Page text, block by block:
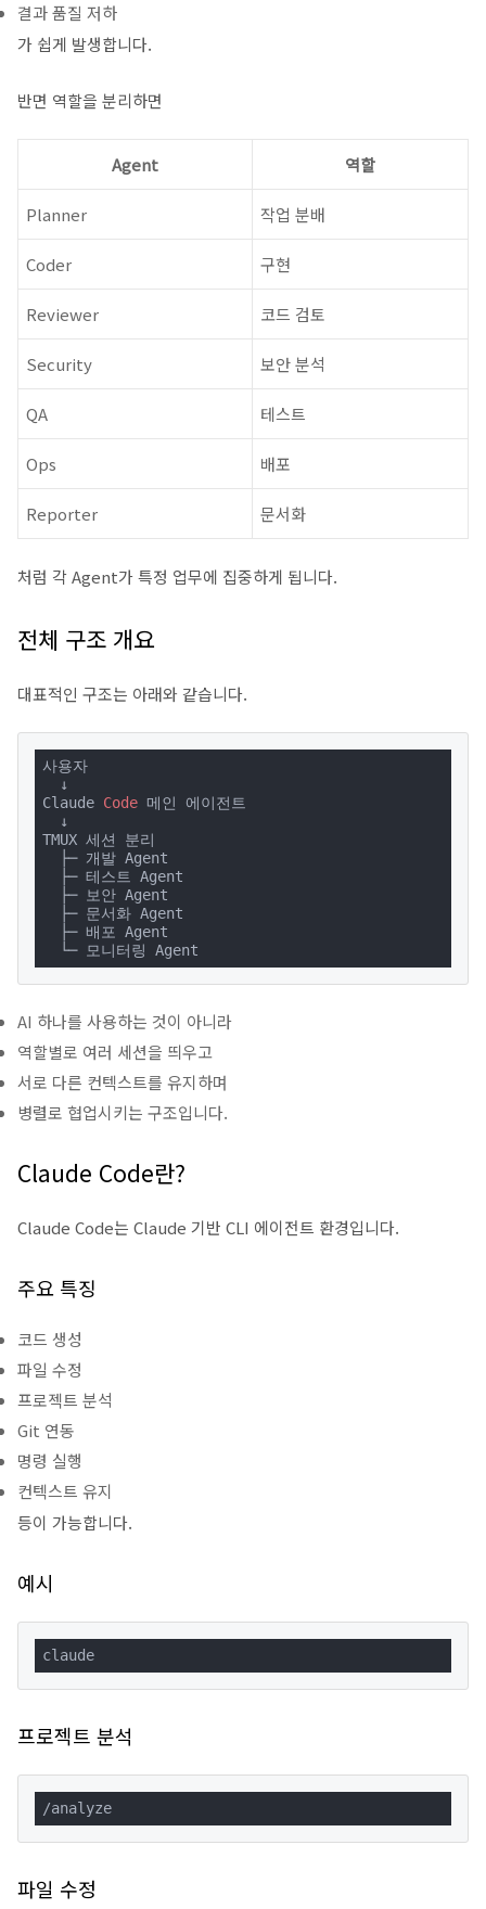
결과 품질 저하
가 쉽게 발생합니다.
반면 역할을 분리하면
Agent 역할
Planner 작업 분배
Coder 구현
Reviewer 코드 검토
Security 보안 분석
QA 테스트
Ops 배포
Reporter 문서화
처럼 각 Agent가 특정 업무에 집중하게 됩니다.
전체 구조 개요
대표적인 구조는 아래와 같습니다.
사용자
  ↓
Claude Code 메인 에이전트
  ↓
TMUX 세션 분리
  ├─ 개발 Agent
  ├─ 테스트 Agent
  ├─ 보안 Agent
  ├─ 문서화 Agent
  ├─ 배포 Agent
  └─ 모니터링 Agent
AI 하나를 사용하는 것이 아니라
역할별로 여러 세션을 띄우고
서로 다른 컨텍스트를 유지하며
병렬로 협업시키는 구조입니다.
Claude Code란?
Claude Code는 Claude 기반 CLI 에이전트 환경입니다.
주요 특징
코드 생성
파일 수정
프로젝트 분석
Git 연동
명령 실행
컨텍스트 유지
등이 가능합니다.
예시
claude
프로젝트 분석
/analyze
파일 수정